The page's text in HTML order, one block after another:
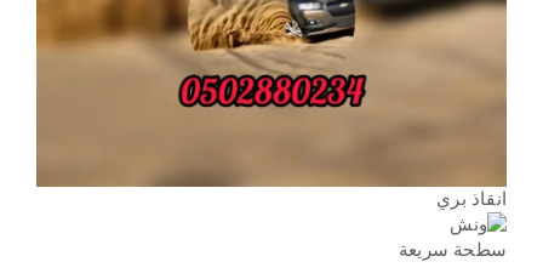
انقاذ بري
سطحة سريعة